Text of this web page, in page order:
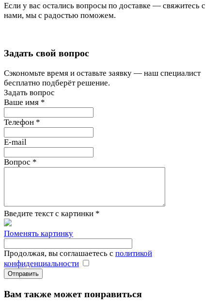
Если у вас остались вопросы по доставке — свяжитесь с
нами, мы с радостью поможем.
Задать свой вопрос
Сэкономьте время и оставьте заявку — наш специалист
бесплатно подберёт решение.
Задать вопрос
Ваше имя *
Телефон *
E-mail
Вопрос *
Введите текст с картинки *
Поменять картинку
Продолжая, вы соглашаетесь с политикой
конфиденциальности
Вам также может понравиться